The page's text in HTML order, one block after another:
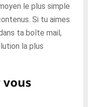
le plus simple
Si tu aimes
ta boîte mail,
la plus
vous